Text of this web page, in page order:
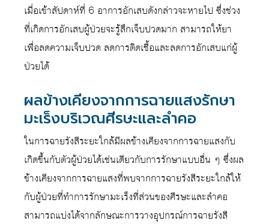
เมื่อเข้าสัปดาห์ที่ 6 อาการอักเสบดังกล่าวจะหายไป ซึ่งช่วง
ที่เกิดการอักเสบผู้ป่วยจะรู้สึกเจ็บปวดมาก สามารถให้ยา
เพื่อลดความเจ็บปวด ลดการติดเชื้อและลดการอักเสบแก่ผู้
ป่วยได้
ผลข้างเคียงจากการฉายแสงรักษา
มะเร็งบริเวณศีรษะและลำคอ
ในการฉายรังสีระยะใกล้มีผลข้างเคียงจากการฉายแสงกับ
เกิดขึ้นกับตัวผู้ป่วยได้เช่นเดียวกับการรักษาแบบอื่น ๆ ซึ่งผล
ข้างเคียงจากการฉายแสงที่พบจากการฉายรังสีระยะใกล้ให้
กับผู้ป่วยที่ทำการรักษามะเร็งที่ส่วนของศีรษะและลำคอ
สามารถแบ่งได้จากลักษณะการวางอุปกรณ์การฉายรังสี